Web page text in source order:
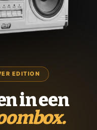
EDITION
in een